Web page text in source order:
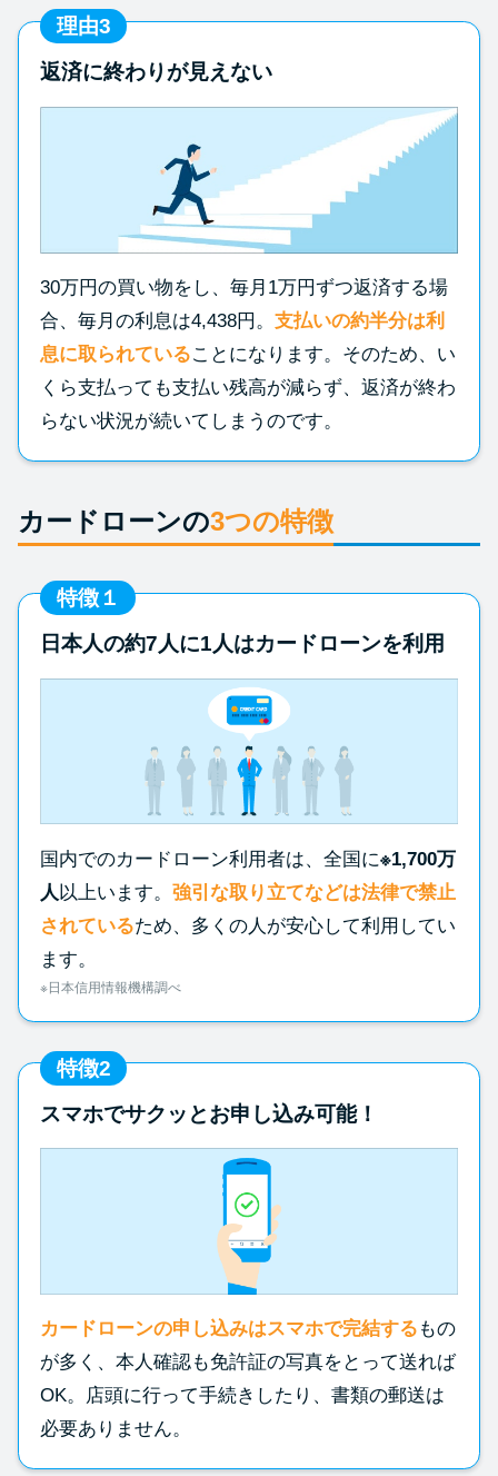
理由3
返済に終わりが見えない
30万円の買い物をし、毎月1万円ずつ返済する場
合、毎月の利息は4,438円。支払いの約半分は利
息に取られていることになります。そのため、い
くら支払っても支払い残高が減らず、返済が終わ
らない状況が続いてしまうのです。
カードローンの3つの特徴
特徴１
日本人の約7人に1人はカードローンを利用
国内でのカードローン利用者は、全国に※1,700万
人以上います。強引な取り立てなどは法律で禁止
されているため、多くの人が安心して利用してい
ます。
※日本信用情報機構調べ
特徴2
スマホでサクッとお申し込み可能！
カードローンの申し込みはスマホで完結する もの
が多く、本人確認も免許証の写真をとって送れば
OK。店頭に行って手続きしたり、書類の郵送は
必要ありません。